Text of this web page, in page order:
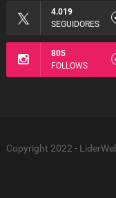
4.019
SEGUIDORES
805
FOLLOWS
Copyright 2022 -